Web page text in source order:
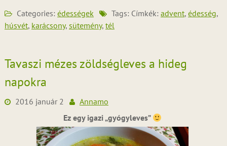
Categories: édességek Tags: Címkék: advent, édesség,
húsvét, karácsony, sütemény, tél
Tavaszi mézes zöldségleves a hideg
napokra
2016 január 2
Annamo
Ez egy igazi „gyógyleves”